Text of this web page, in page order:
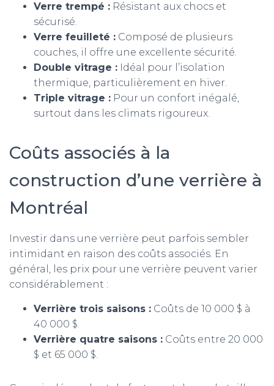
Verre trempé : Résistant aux chocs et
sécurisé.
Verre feuilleté : Composé de plusieurs
couches, il offre une excellente sécurité.
Double vitrage : Idéal pour l’isolation
thermique, particulièrement en hiver.
Triple vitrage : Pour un confort inégalé,
surtout dans les climats rigoureux.
Coûts associés à la
construction d’une verrière à
Montréal
Investir dans une verrière peut parfois sembler
intimidant en raison des coûts associés. En
général, les prix pour une verrière peuvent varier
considérablement :
Verrière trois saisons : Coûts de 10 000 $ à
40 000 $.
Verrière quatre saisons : Coûts entre 20 000
$ et 65 000 $.